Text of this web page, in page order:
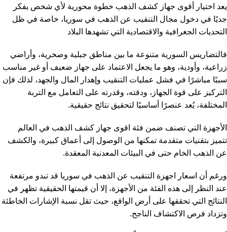
يعد اختيار أقوى جهاز كشف الذهب خطوة محورية لأي شخص يفكر
جديًا في دخول مجال التنقيب عن الذهب في سوريا، خاصة في ظل
التحديات الجغرافية والاقتصادية التي تشهدها البلاد
فالتضاريس السورية متنوعة ما بين مناطق جبلية وصخرية، وأراضي
زراعية، وأودية، وهو ما يجعل الاعتماد على جهاز ضعيف أو غير مناسب
سببًا مباشرًا في فشل عمليات التنقيب وإهدار المال والجهد، لذلك فإن
التركيز على قوة الجهاز، ودقته، وقدرته على التعامل مع التربة
المختلفة، يُعد عنصرًا أساسيًا لتحقيق نتائج حقيقية.
الأجهزة التي تصنف ضمن فئة اقوى جهاز كشف الذهب في العالم
تتميز بتقنيات متقدمة تمكنها من الوصول إلى أعماق كبيرة، والكشف
عن الذهب الخام حتى في البيئات المعدنية المعقدة.
ورغم أن اسعار اجهزة التنقيب عن الذهب في سوريا قد تبدو مرتفعة
عند النظر إلى هذه الفئة من الأجهزة، إلا أن قيمتها الحقيقية تظهر في
النتائج التي تحققها على أرض الواقع، حيث تقل نسبة الإشارات الخاطئة
وتزداد فرص الاكتشاف الناجح.